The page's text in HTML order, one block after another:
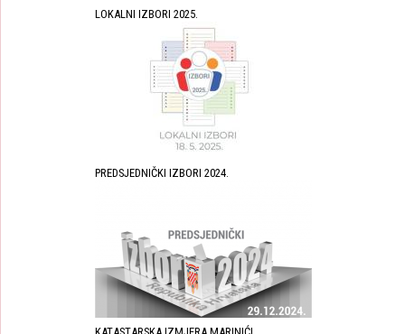
LOKALNI IZBORI 2025.
PREDSJEDNIČKI IZBORI 2024.